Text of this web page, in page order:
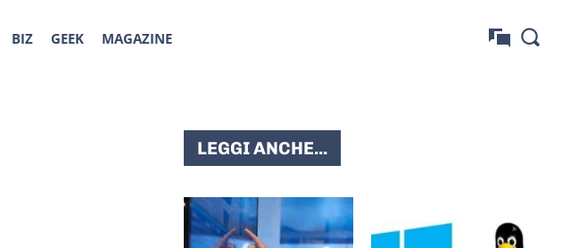
BIZ GEEK MAGAZINE
LEGGI ANCHE...